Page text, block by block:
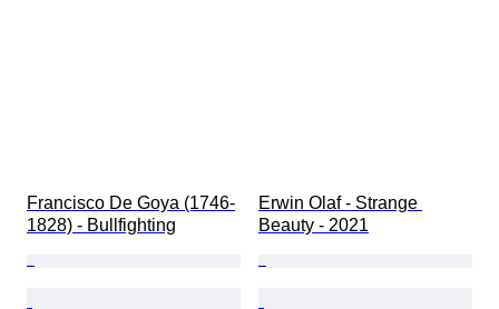
Francisco De Goya (1746-
1828) - Bullfighting
Erwin Olaf - Strange
Beauty - 2021